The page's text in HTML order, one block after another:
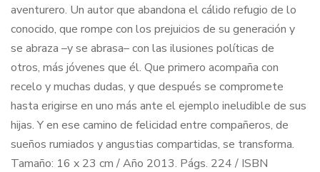
aventurero. Un autor que abandona el cálido refugio de lo
conocido, que rompe con los prejuicios de su generación y
se abraza –y se abrasa– con las ilusiones políticas de
otros, más jóvenes que él. Que primero acompaña con
recelo y muchas dudas, y que después se compromete
hasta erigirse en uno más ante el ejemplo ineludible de sus
hijas. Y en ese camino de felicidad entre compañeros, de
sueños rumiados y angustias compartidas, se transforma.
Tamaño: 16 x 23 cm / Año 2013. Págs. 224 / ISBN